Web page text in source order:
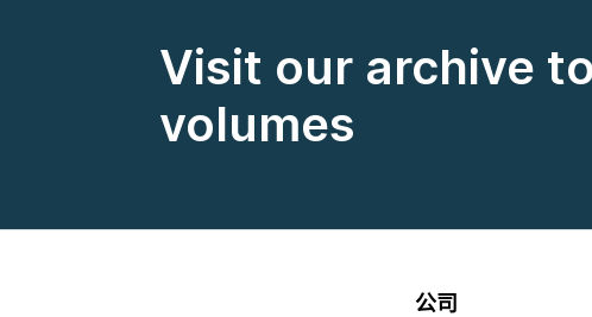
Visit our archive
volumes
公司